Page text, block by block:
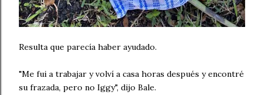
Resulta que parecía haber ayudado.
"Me fui a trabajar y volví a casa horas después y encontré
su frazada, pero no Iggy", dijo Bale.